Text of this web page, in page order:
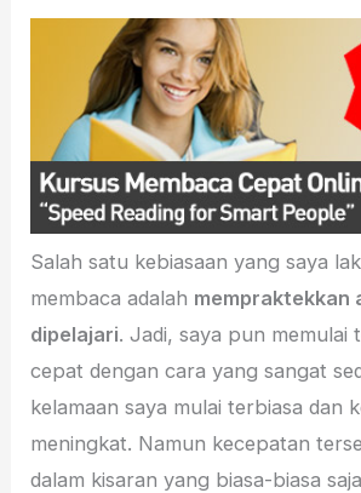
Salah satu kebiasaan yang saya
membaca adalah mempraktekkan
dipelajari. Jadi, saya pun memulai
cepat dengan cara yang sangat
kelamaan saya mulai terbiasa dan
meningkat. Namun kecepatan
dalam kisaran yang biasa-biasa